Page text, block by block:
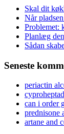
Skal dit
Når
Problemet:
Planlæg
Sådan
Seneste
periactin
can i order
prednisone
artane and